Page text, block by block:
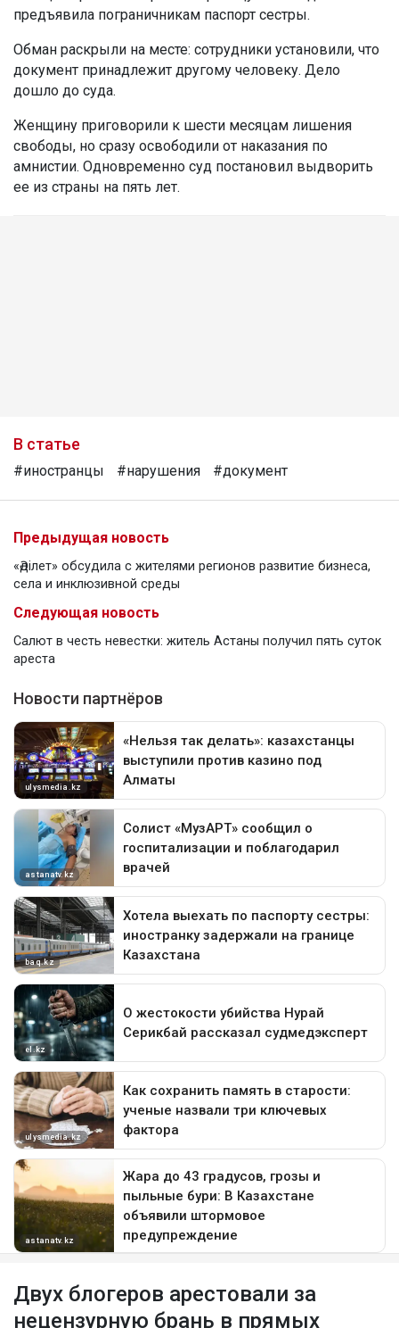
предъявила пограничникам паспорт сестры.
Обман раскрыли на месте: сотрудники установили, что
документ принадлежит другому человеку. Дело
дошло до суда.
Женщину приговорили к шести месяцам лишения
свободы, но сразу освободили от наказания по
амнистии. Одновременно суд постановил выдворить
ее из страны на пять лет.
В статье
#иностранцы #нарушения #документ
Предыдущая новость
«Әділет» обсудила с жителями регионов развитие бизнеса,
села и инклюзивной среды
Следующая новость
Салют в честь невестки: житель Астаны получил пять суток
ареста
Двух блогеров арестовали за
нецензурную брань в прямых